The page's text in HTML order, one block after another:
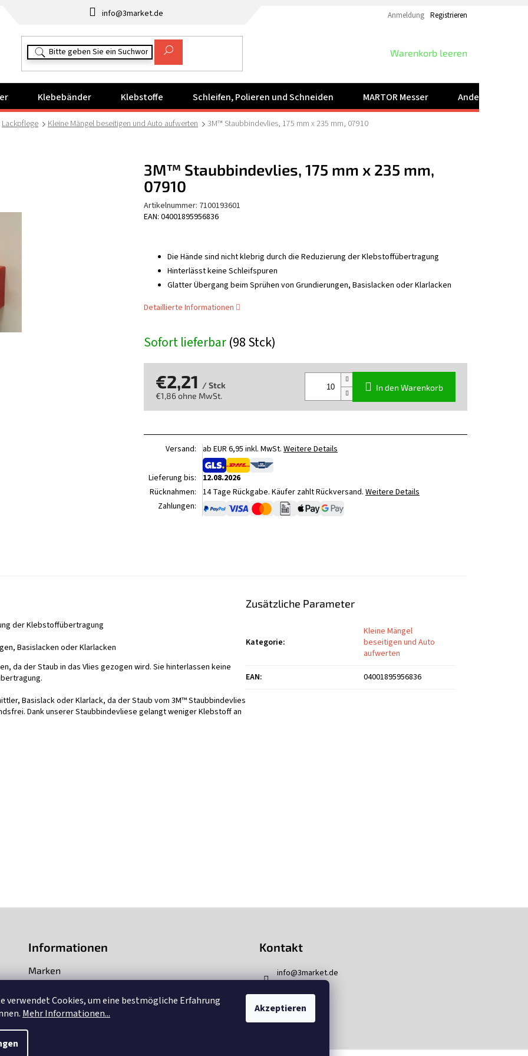
verwendet Cookies, um eine bestmögliche Erfahrung
Mehr Informationen... Akzeptieren
info@3market.de Anmeldung Registrieren
WARENKORB
Warenkorb leeren
Klebebänder Klebstoffe Schleifen, Polieren und Schneiden MARTOR Messer Andere Produkte
Lackpflege Kleine Mängel beseitigen und Auto aufwerten 3M™ Staubbindevlies, 175 mm x 235 mm, 07910
Sofort lieferbar(98 Stck)
Die Hände sind nicht klebrig durch die Reduzierung der Klebstoffübertragung
Hinterlässt keine Schleifspuren
Glatter Übergang beim Sprühen von Grundierungen, Basislacken oder Klarlacken
Detaillierte Informationen
€2,21 / Stck
€1,86 ohne MwSt.
In den Warenkorb
3M™ Staubbindevlies, 175 mm x 235 mm,
07910
Artikelnummer: 7100193601
EAN: 04001895956836
Versand: ab EUR 6,95 inkl. MwSt. Weitere Details
Lieferung bis:
12.08.2026
Rücknahmen: 14 Tage Rückgabe. Käufer zahlt Rückversand. Weitere Details
Zahlungen:
der Klebstoffübertragung
Basislacken oder Klarlacken
da der Staub in das Vlies gezogen wird. Sie hinterlassen keine
Basislack oder Klarlack, da der Staub vom 3M™ Staubbindevlies
Dank unserer Staubbindevliese gelangt weniger Klebstoff an
Zusätzliche Parameter
Kategorie:
Kleine Mängel
beseitigen und Auto
aufwerten
EAN: 04001895956836
Informationen
Marken
Über uns
Kontakt
info@3market.de